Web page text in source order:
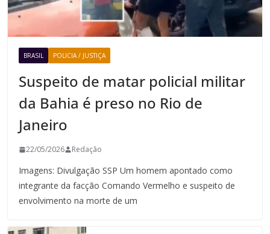
BRASIL POLICIA / JUSTIÇA
Suspeito de matar policial militar
da Bahia é preso no Rio de
Janeiro
22/05/2026 Redação
Imagens: Divulgação SSP Um homem apontado como
integrante da facção Comando Vermelho e suspeito de
envolvimento na morte de um